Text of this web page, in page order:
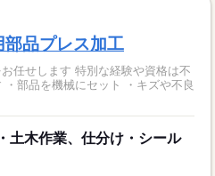
部品プレス加工
任せします 特別な経験や資格は不
部品を機械にセット ・キズや不良
土木作業、仕分け・シール